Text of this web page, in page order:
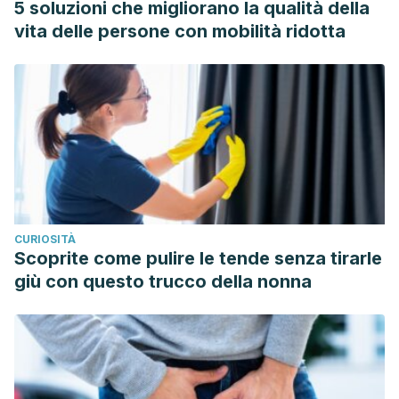
Blasco, H., Marticorena, J., Zapata, M. Á., … Figueroa, M. S.
(2013). Guías de tratamiento del desprendimiento de retina
rhegmatógeno.Archivos de La Sociedad Española de
Oftalmología.https://doi.org/10.1016/j.oftal.2011.10.013
Dirani, A., & Wolfensberger, T. J. (2016). Retinal
detachment. In Spectral Domain Optical Coherence
Tomography in Macular Diseases.
https://doi.org/10.1007/978-81-322-3610-8_21
Desprendimiento de retina: Diagnostica y tratamiento.
(2020). Retrieved from
ocular/enfermedades/desgarramiento-desprendimiento-
retina-tratamiento
Las enfermedades diabéticas del ojo | NIDDK. Retrieved
fromhttps://www.niddk.nih.gov/health-
information/informacion-de-la-salud/diabetes/informacion-
general/prevenir-problemas/ojos
5 soluzioni che migliorano la qualità della
vita delle persone con mobilità ridotta
CURIOSITÀ
Scoprite come pulire le tende senza tirarle
giù con questo trucco della nonna